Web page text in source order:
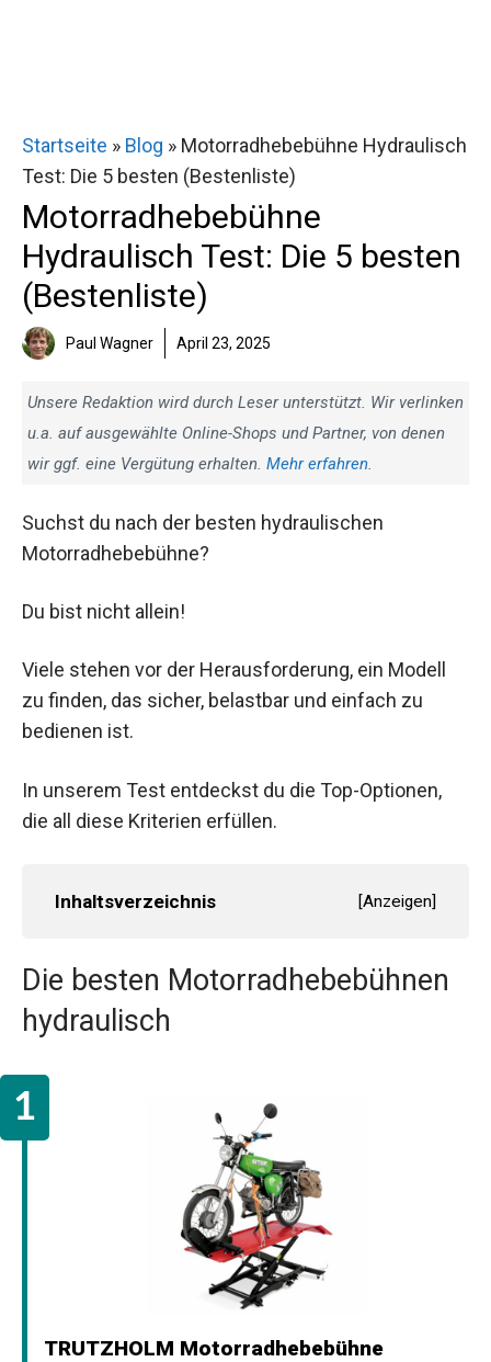
Startseite » Blog » Motorradhebebühne Hydraulisch
Test: Die 5 besten (Bestenliste)
Motorradhebebühne
Hydraulisch Test: Die 5 besten
(Bestenliste)
Paul Wagner April 23, 2025
Unsere Redaktion wird durch Leser unterstützt. Wir verlinken
u.a. auf ausgewählte Online-Shops und Partner, von denen
wir ggf. eine Vergütung erhalten. Mehr erfahren.
Suchst du nach der besten hydraulischen
Motorradhebebühne?
Du bist nicht allein!
Viele stehen vor der Herausforderung, ein Modell
zu finden, das sicher, belastbar und einfach zu
bedienen ist.
In unserem Test entdeckst du die Top-Optionen,
die all diese Kriterien erfüllen.
Inhaltsverzeichnis [Anzeigen]
Die besten Motorradhebebühnen
hydraulisch
TRUTZHOLM Motorradhebebühne